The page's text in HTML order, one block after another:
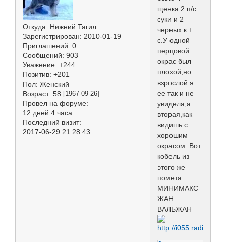
Откуда: Нижний Тагил
Зарегистрирован: 2010-01-19
Приглашений: 0
Сообщений: 903
Уважение: +244
Позитив: +201
Пол: Женский
Возраст: 58 [1967-09-26]
Провел на форуме:
12 дней 4 часа
Последний визит:
2017-06-29 21:28:43
щенка 2 п/с
суки и 2
черных к +
с.У одной
перцовой
окрас был
плохой,но
взрослой я
ее так и не
увидела,а
вторая,как
видишь с
хорошим
окрасом. Вот
кобель из
этого же
помета
МИНИМАКС
ЖАН
ВАЛЬЖАН